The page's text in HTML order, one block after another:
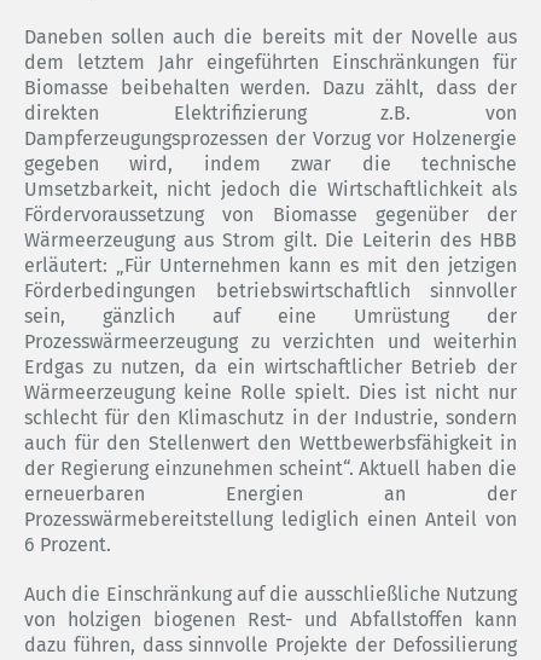
Daneben sollen auch die bereits mit der Novelle aus
dem letztem Jahr eingeführten Einschränkungen für
Biomasse beibehalten werden. Dazu zählt, dass der
direkten Elektrifizierung z.B. von
Dampferzeugungsprozessen der Vorzug vor Holzenergie
gegeben wird, indem zwar die technische
Umsetzbarkeit, nicht jedoch die Wirtschaftlichkeit als
Fördervoraussetzung von Biomasse gegenüber der
Wärmeerzeugung aus Strom gilt. Die Leiterin des HBB
erläutert: „Für Unternehmen kann es mit den jetzigen
Förderbedingungen betriebswirtschaftlich sinnvoller
sein, gänzlich auf eine Umrüstung der
Prozesswärmeerzeugung zu verzichten und weiterhin
Erdgas zu nutzen, da ein wirtschaftlicher Betrieb der
Wärmeerzeugung keine Rolle spielt. Dies ist nicht nur
schlecht für den Klimaschutz in der Industrie, sondern
auch für den Stellenwert den Wettbewerbsfähigkeit in
der Regierung einzunehmen scheint“. Aktuell haben die
erneuerbaren Energien an der
Prozesswärmebereitstellung lediglich einen Anteil von
6 Prozent.
Auch die Einschränkung auf die ausschließliche Nutzung
von holzigen biogenen Rest- und Abfallstoffen kann
dazu führen, dass sinnvolle Projekte der Defossilierung